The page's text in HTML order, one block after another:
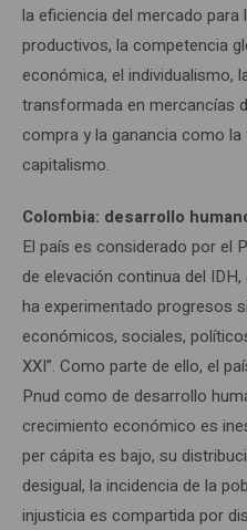
la eficiencia del mercado
productivos, la competencia
económica, el individualismo,
transformada en mercancías
compra y la ganancia como
capitalismo.
Colombia: desarrollo
El país es considerado por el
de elevación continua del
ha experimentado progresos
económicos, sociales,
XXI”. Como parte de ello, el
Pnud como de desarrollo
crecimiento económico es
per cápita es bajo, su
desigual, la incidencia de la
injusticia es compartida por